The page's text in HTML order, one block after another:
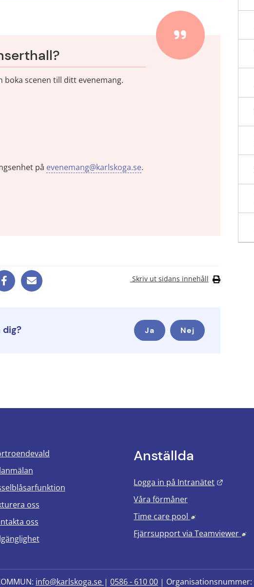
scenen till ditt evenemang.
på evenemang@karlskoga.se.
Skriv ut sidans innehåll
Nej
Ja
oss
oss
Anställda
Logga in på Intranätet
Länk
Våra förmåner
Time care pool
Länk till annan
Fjärrsupport viaTeamviewer
info@karlskoga.se | 0586 - 610 00 | Organisationsnummer: